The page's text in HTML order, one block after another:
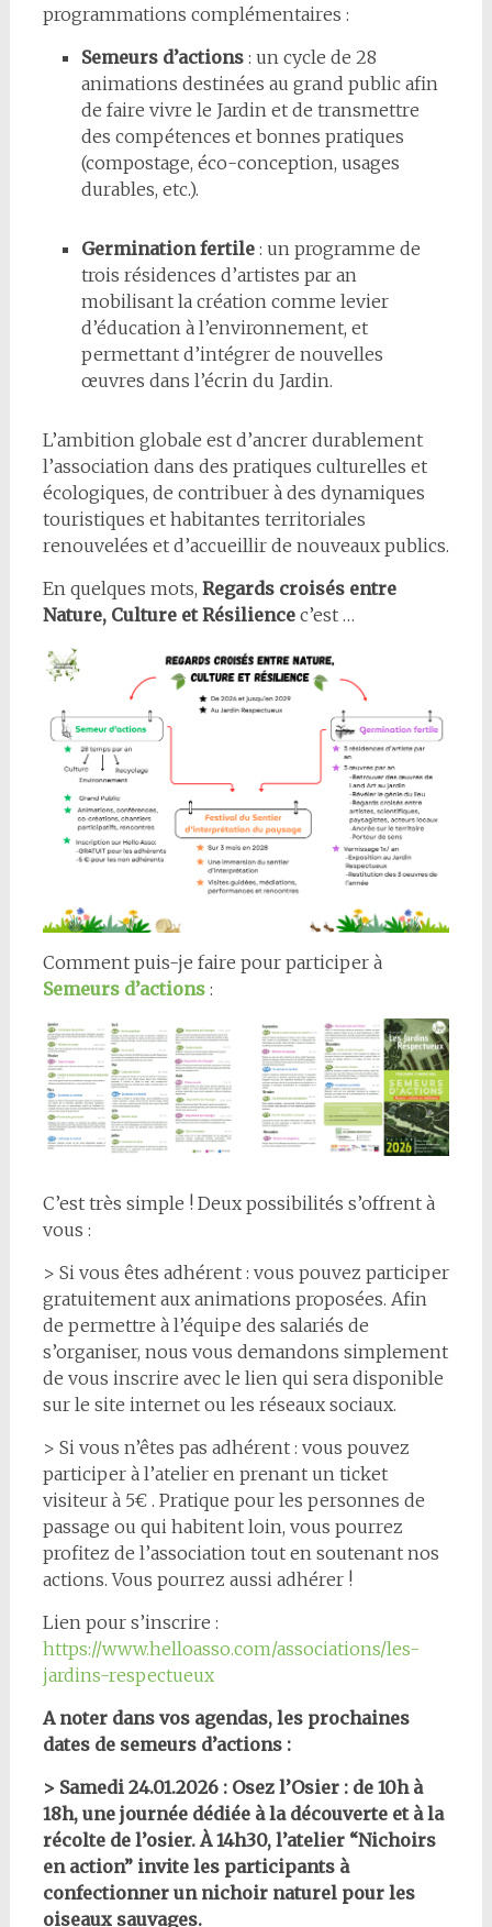
programmations complémentaires :
Semeurs d’actions: un cycle de 28
animations destinées au grand public afin
de faire vivre le Jardin et de transmettre
des compétences et bonnes pratiques
(compostage, éco-conception, usages
durables, etc.).
Germination fertile: un programme de
trois résidences d’artistes par an
mobilisant la création comme levier
d’éducation à l’environnement, et
permettant d’intégrer de nouvelles
œuvres dans l’écrin du Jardin.
L’ambition globale est d’ancrer durablement
l’association dans des pratiques culturelles et
écologiques, de contribuer à des dynamiques
touristiques et habitantes territoriales
renouvelées et d’accueillir de nouveaux publics.
En quelques mots, Regards croisés entre
Nature, Culture et Résiliencec’est …
Comment puis-je faire pour participer à
Semeurs d’actions:
C’est très simple ! Deux possibilités s’offrent à
vous :
> Si vous êtes adhérent : vous pouvez participer
gratuitement aux animations proposées. Afin
de permettre à l’équipe des salariés de
s’organiser, nous vous demandons simplement
de vous inscrire avec le lien qui sera disponible
sur le site internet ou les réseaux sociaux.
> Si vous n’êtes pas adhérent : vous pouvez
participer à l’atelier en prenant un ticket
visiteur à 5€ . Pratique pour les personnes de
passage ou qui habitent loin, vous pourrez
profitez de l’association tout en soutenant nos
actions. Vous pourrez aussi adhérer !
Lien pour s’inscrire :
https://www.helloasso.com/associations/les-
jardins-respectueux
A noter dans vos agendas, les prochaines
dates de semeurs d’actions :
> Samedi 24.01.2026 : Osez l’Osier : de 10h à
18h, une journée dédiée à la découverte et à la
récolte de l’osier. À 14h30, l’atelier “Nichoirs
en action” invite les participants à
confectionner un nichoir naturel pour les
oiseaux sauvages.